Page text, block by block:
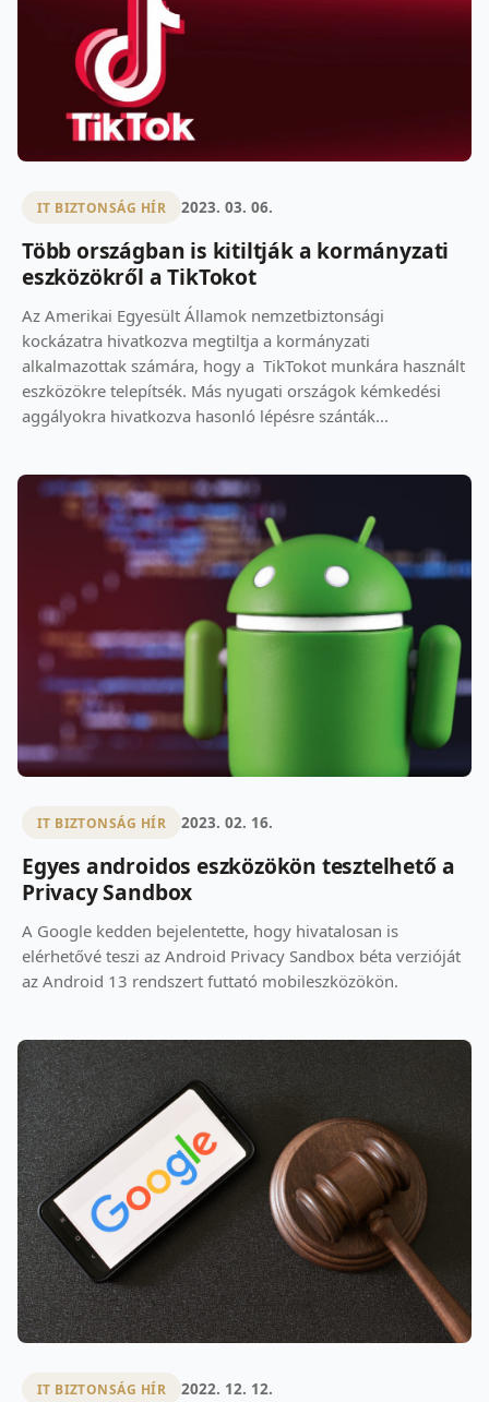
IT BIZTONSÁG HÍR 2023. 03. 06.
Több országban is kitiltják a kormányzati
eszközökről a TikTokot
Az Amerikai Egyesült Államok nemzetbiztonsági
kockázatra hivatkozva megtiltja a kormányzati
alkalmazottak számára, hogy a TikTokot munkára használt
eszközökre telepítsék. Más nyugati országok kémkedési
aggályokra hivatkozva hasonló lépésre szánták...
IT BIZTONSÁG HÍR 2023. 02. 16.
Egyes androidos eszközökön tesztelhető a
Privacy Sandbox
A Google kedden bejelentette, hogy hivatalosan is
elérhetővé teszi az Android Privacy Sandbox béta verzióját
az Android 13 rendszert futtató mobileszközökön.
IT BIZTONSÁG HÍR 2022. 12. 12.